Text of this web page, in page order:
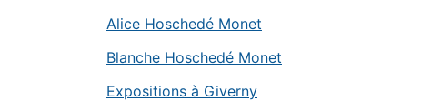
Alice Hoschedé Monet
Blanche Hoschedé Monet
Expositions à Giverny